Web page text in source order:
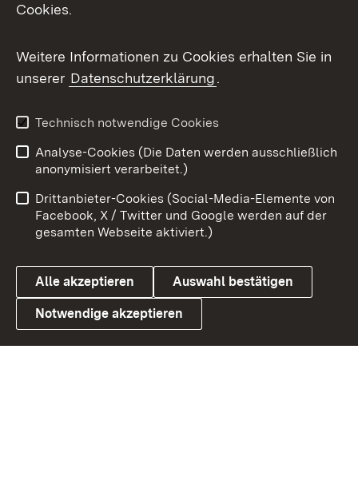
Messenger
Social Wall
X / Twitter
Youtube
Link zum Landesportal
Benutzungshinweise
Barrierefreiheit
Datenschutz
Cookies
Cookies.
Weitere Informationen zu Cookies erhalten Sie in
unserer Datenschutzerklärung.
Technisch notwendige Cookies
Analyse-Cookies (Die Daten werden ausschließlich
anonymisiert verarbeitet.)
Drittanbieter-Cookies (Social-Media-Elemente von
Facebook, X / Twitter und Google werden auf der
gesamten Webseite aktiviert.)
Alle akzeptieren Auswahl bestätigen
Notwendige akzeptieren